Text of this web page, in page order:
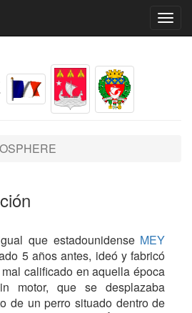
que estadounidenseMEY
5 años antes, ideó y fabricó
mal calificado en aquella época
motor, que se desplazaba
de un perro situado dentro de